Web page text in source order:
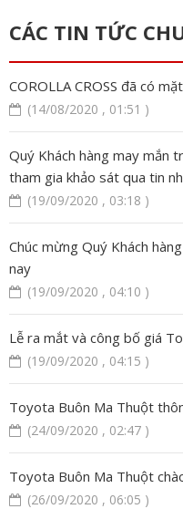
CÁC TIN TỨC
COROLLA CROSS đã có
(14/08/2020 , 01:51 )
Quý Khách hàng may mắn
tham gia khảo sát qua tin
(19/09/2020 , 03:18 )
Chúc mừng Quý Khách
nay
(19/09/2020 , 04:10 )
Lễ ra mắt và công bố giá
(19/09/2020 , 04:15 )
Toyota Buôn Ma Thuột
(24/09/2020 , 02:47 )
Toyota Buôn Ma Thuột
(26/09/2020 , 06:05 )